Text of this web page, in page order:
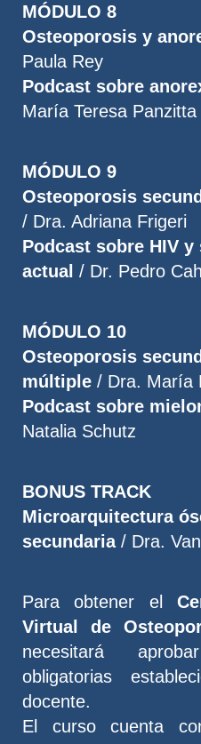
MÓDULO 8
Osteoporosis y
Paula Rey
Podcast sobre
María Teresa Panzitta
MÓDULO 9
Osteoporosis
/ Dra. Adriana Frigeri
Podcast sobre HIV
actual / Dr. Pedro
MÓDULO 10
Osteoporosis
múltiple / Dra. María
Podcast sobre
Natalia Schutz
BONUS TRACK
Microarquitectura
secundaria / Dra.
Para obtener el
Virtual de
necesitará
obligatorias
docente.
El curso cuenta